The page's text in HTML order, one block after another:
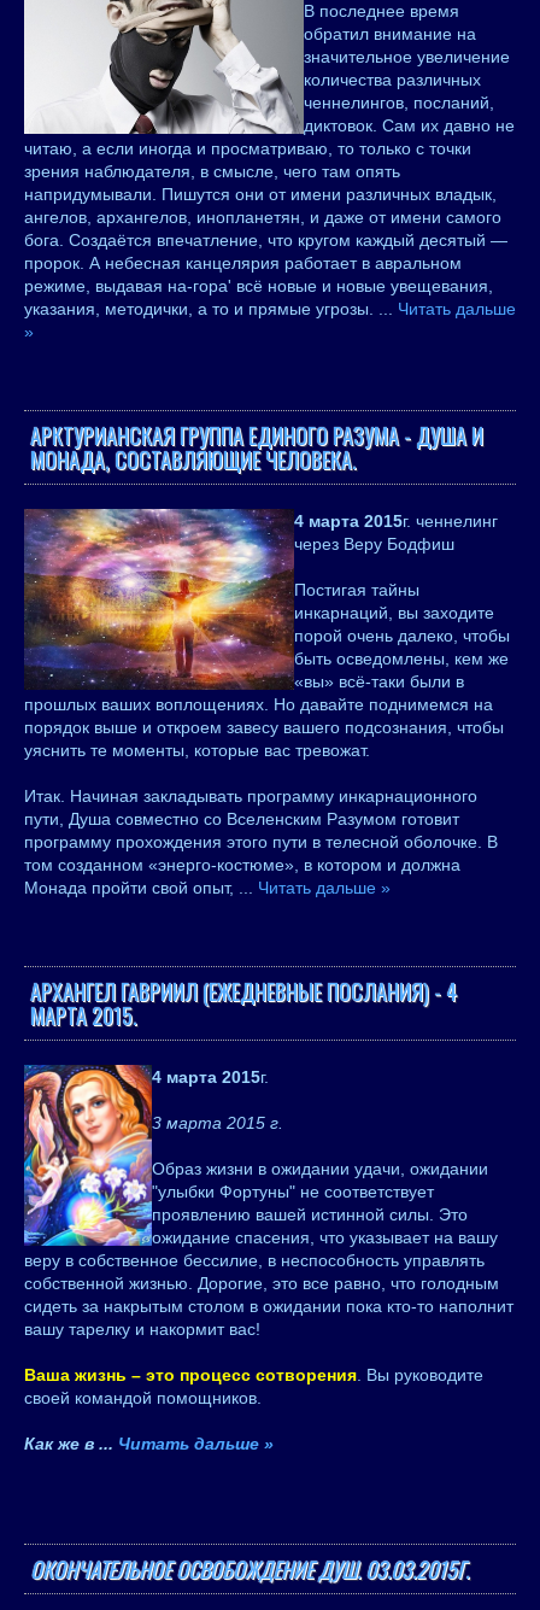
В последнее время
обратил внимание на
значительное увеличение
количества различных
ченнелингов, посланий,
диктовок. Сам их давно не
читаю, а если иногда и просматриваю, то только с точки
зрения наблюдателя, в смысле, чего там опять
напридумывали. Пишутся они от имени различных владык,
ангелов, архангелов, инопланетян, и даже от имени самого
бога. Создаётся впечатление, что кругом каждый десятый —
пророк. А небесная канцелярия работает в авральном
режиме, выдавая на-гора' всё новые и новые увещевания,
указания, методички, а то и прямые угрозы.
Читать дальше
»
АРКТУРИАНСКАЯ ГРУППА ЕДИНОГО РАЗУМА - ДУША И
МОНАДА, СОСТАВЛЯЮЩИЕ ЧЕЛОВЕКА.
4 марта 2015г. ченнелинг
через Веру Бодфиш
Постигая тайны
инкарнаций, вы заходите
порой очень далеко, чтобы
быть осведомлены, кем же
«вы» всё-таки были в
прошлых ваших воплощениях. Но давайте поднимемся на
порядок выше и откроем завесу вашего подсознания, чтобы
уяснить те моменты, которые вас тревожат.
Итак. Начиная закладывать программу инкарнационного
пути, Душа совместно со Вселенским Разумом готовит
программу прохождения этого пути в телесной оболочке. В
том созданном «энерго-костюме», в котором и должна
Монада пройти свой опыт,
Читать дальше »
АРХАНГЕЛ ГАВРИИЛ (ЕЖЕДНЕВНЫЕ ПОСЛАНИЯ) - 4
МАРТА 2015.
4 марта 2015г.
3 марта 2015 г.
Образ жизни в ожидании удачи, ожидании
"улыбки Фортуны" не соответствует
проявлению вашей истинной силы. Это
ожидание спасения, что указывает на вашу
веру в собственное бессилие, в неспособность управлять
собственной жизнью. Дорогие, это все равно, что голодным
сидеть за накрытым столом в ожидании пока кто-то наполнит
вашу тарелку и накормит вас!
Ваша жизнь – это процесс сотворения . Вы руководите
своей командой помощников.
Как же в ... Читать дальше »
ОКОНЧАТЕЛЬНОЕ ОСВОБОЖДЕНИЕ ДУШ. 03.03.2015Г.